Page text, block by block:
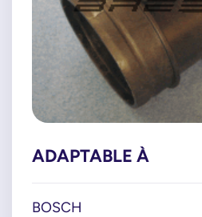
ADAPTABLE À
BOSCH